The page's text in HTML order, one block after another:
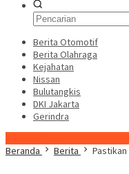
Berita Otomotif
Berita Olahraga
Kejahatan
Nissan
Bulutangkis
DKI Jakarta
Gerindra
Beranda
Berita Pastikan